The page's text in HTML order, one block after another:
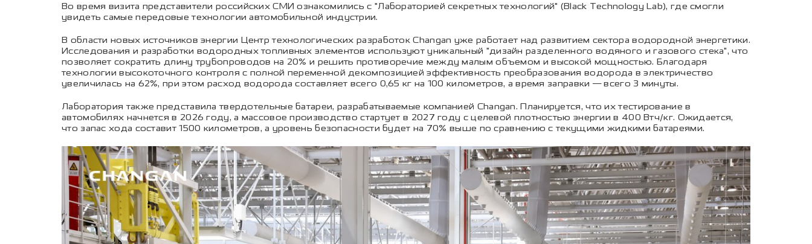
Во время визита представители российских СМИ ознакомились с "Лабораторией секретных технологий" (Black Technology Lab), где смогли
увидеть самые передовые технологии автомобильной индустрии.
В области новых источников энергии Центр технологических разработок Changan уже работает над развитием сектора водородной энергетики.
Исследования и разработки водородных топливных элементов используют уникальный "дизайн разделенного водяного и газового стека", что
позволяет сократить длину трубопроводов на 20% и решить противоречие между малым объемом и высокой мощностью. Благодаря
технологии высокоточного контроля с полной переменной декомпозицией эффективность преобразования водорода в электричество
увеличилась на 62%, при этом расход водорода составляет всего 0,65 кг на 100 километров, а время заправки — всего 3 минуты.
Лаборатория также представила твердотельные батареи, разрабатываемые компанией Changan. Планируется, что их тестирование в
автомобилях начнется в 2026 году, а массовое производство стартует в 2027 году с целевой плотностью энергии в 400 Втч/кг. Ожидается,
что запас хода составит 1500 километров, а уровень безопасности будет на 70% выше по сравнению с текущими жидкими батареями.